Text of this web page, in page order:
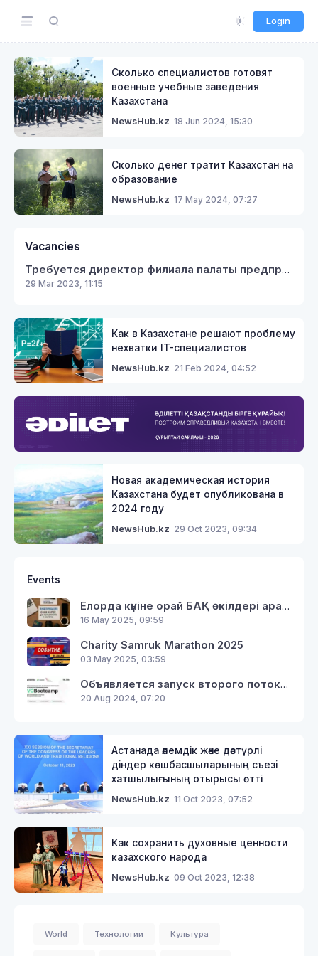
Login
Сколько специалистов готовят
военные учебные заведения
Казахстана
NewsHub.kz 18 Jun 2024, 15:30
Сколько денег тратит Казахстан на
образование
NewsHub.kz 17 May 2024, 07:27
Vacancies
Требуется директор филиала палаты предпринимателей Кербулакского района
29 Mar 2023, 11:15
Как в Казахстане решают проблему
нехватки IT-специалистов
NewsHub.kz 21 Feb 2024, 04:52
Новая академическая история
Казахстана будет опубликована в
2024 году
NewsHub.kz 29 Oct 2023, 09:34
Events
Елорда күніне орай БАҚ өкілдері арасында «Таза Қазақстан-Таза Астана» байқау жарияланды
16 May 2025, 09:59
Charity Samruk Marathon 2025
03 May 2025, 03:59
Объявляется запуск второго потока курса VC Bootcamp по венчурным инвестициям от экспертов Кремниевой Долины
20 Aug 2024, 07:20
Астанада әлемдік және дәстүрлі
діндер көшбасшыларының съезі
хатшылығының отырысы өтті
NewsHub.kz 11 Oct 2023, 07:52
Как сохранить духовные ценности
казахского народа
NewsHub.kz 09 Oct 2023, 12:38
World Технологии Культура